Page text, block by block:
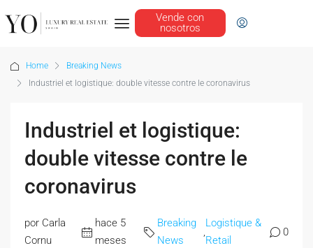
Vende con
nosotros
Home
Breaking News
Industriel et logistique: double vitesse contre le coronavirus
Industriel et logistique:
double vitesse contre le
coronavirus
por Carla
Cornu
hace 5
meses
Breaking
News
Logistique &
Retail
0